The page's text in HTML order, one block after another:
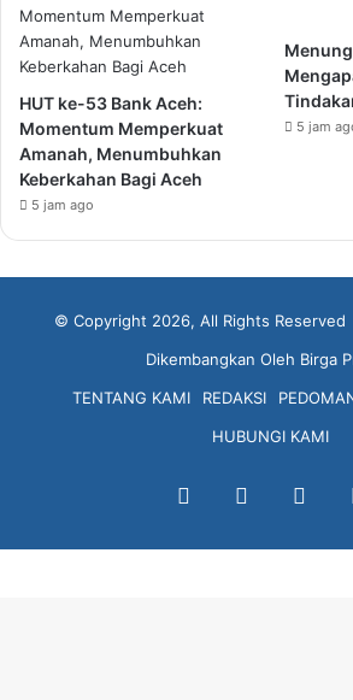
HUT ke-53 Bank Aceh:
Momentum Memperkuat
Amanah, Menumbuhkan
Keberkahan Bagi Aceh
5 jam ago
5 jam
© Copyright 2026, All Rights
Dikembangkan Oleh Birga
TENTANG KAMI
REDAKSI
HUBUNGI KAMI
Facebook